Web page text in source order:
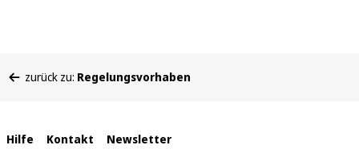
befinden
zurück zu: Regelungsvorhaben
Interne
Hilfe Kontakt Newsletter